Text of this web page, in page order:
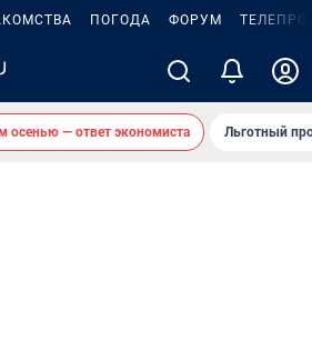
ПОГОДА ФОРУМ
осенью — ответ экономиста Льготный